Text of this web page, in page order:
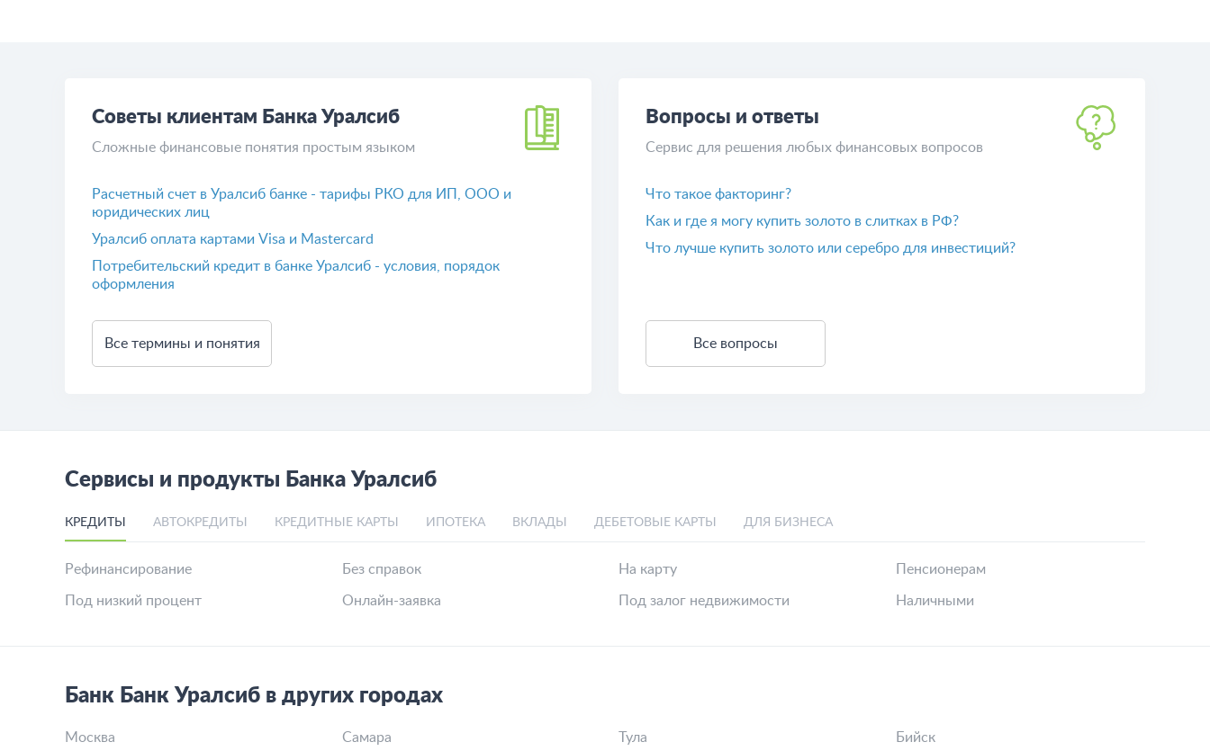
Советы клиентам Банка Уралсиб
Сложные финансовые понятия простым языком
Расчетный счет в Уралсиб банке - тарифы РКО для ИП, ООО и
юридических лиц
Уралсиб оплата картами Visa и Mastercard
Потребительский кредит в банке Уралсиб - условия, порядок
оформления
Все термины и понятия
Вопросы и ответы
Сервис для решения любых финансовых вопросов
Что такое факторинг?
Как и где я могу купить золото в слитках в РФ?
Что лучше купить золото или серебро для инвестиций?
Все вопросы
Сервисы и продукты Банка Уралсиб
КРЕДИТЫ АВТОКРЕДИТЫ КРЕДИТНЫЕ КАРТЫ ИПОТЕКА ВКЛАДЫ ДЕБЕТОВЫЕ КАРТЫ ДЛЯ БИЗНЕСА
Рефинансирование
Под низкий процент
Без справок
Онлайн-заявка
На карту
Под залог недвижимости
Пенсионерам
Наличными
Банк Банк Уралсиб в других городах
Москва Самара Тула Бийск